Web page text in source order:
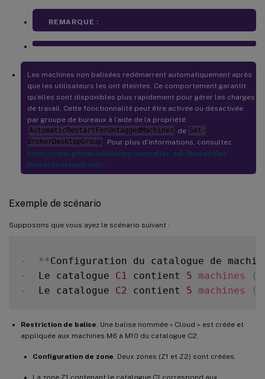
REMARQUE :
Les machines non balisées redémarrent automatiquement après
que les utilisateurs les ont éteintes. Ce comportement garantit
qu’elles sont disponibles plus rapidement pour gérer les charges
de travail. Cette fonctionnalité peut être activée ou désactivée
par groupe de bureaux à l’aide de la propriété
AutomaticRestartForUntaggedMachines de Set-
BrokerDesktopGroup
. Pour plus d’informations, consultez
https://citrix.github.io/delivery-controller-sdk/Broker/Set-
BrokerDesktopGroup/
Exemple de scénario
Supposons que vous ayez le scénario suivant :
- **Configuration du catalogue de
-
  Le catalogue
C1 contient 5 machines (
-
  Le catalogue
C2 contient 5 machines (
Restriction de balise . Une balise nommée « Cloud » est créée et
appliquée aux machines M6 à M10 du catalogue C2.
Configuration de zone . Deux zones (Z1 et Z2) sont créées.
La zone Z1 contenant le catalogue C1 correspond aux